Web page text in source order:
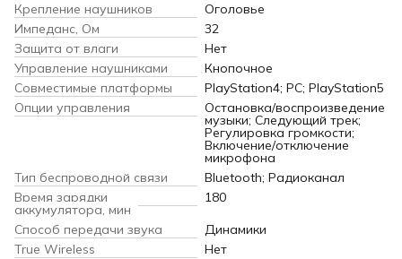
Крепление наушников
Оголовье
Импеданс, Ом
32
Защита от влаги
Нет
Управление наушниками
Кнопочное
Совместимые платформы
PlayStation4; PC; PlayStation5
Опции управления
Остановка/воспроизведение
музыки; Следующий трек;
Регулировка громкости;
Включение/отключение
микрофона
Тип беспроводной связи
Bluetooth; Радиоканал
Время зарядки
аккумулятора, мин
180
Способ передачи звука
Динамики
True Wireless
Нет